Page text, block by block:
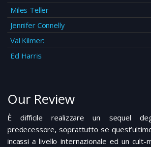
Miles Teller
Jennifer Connelly
Val Kilmer:
Ed Harris
Our Review
È difficile realizzare un sequel
predecessore, soprattutto se
incassi a livello internazionale ed un cult-